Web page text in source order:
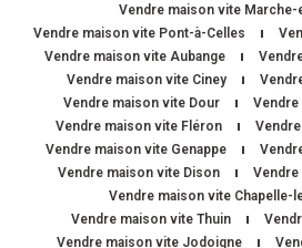
Vendre maison vite Marche-
Vendre maison vite Pont-à-Celles
Vendre maison vite Aubange
Vendre maison vite Ciney
Vendre maison vite Dour
Vendre
Vendre maison vite Fléron
Vendre maison vite Genappe
Vendre maison vite Dison
Vendre maison vite Chapelle-
Vendre maison vite Thuin
Vendre maison vite Jodoigne